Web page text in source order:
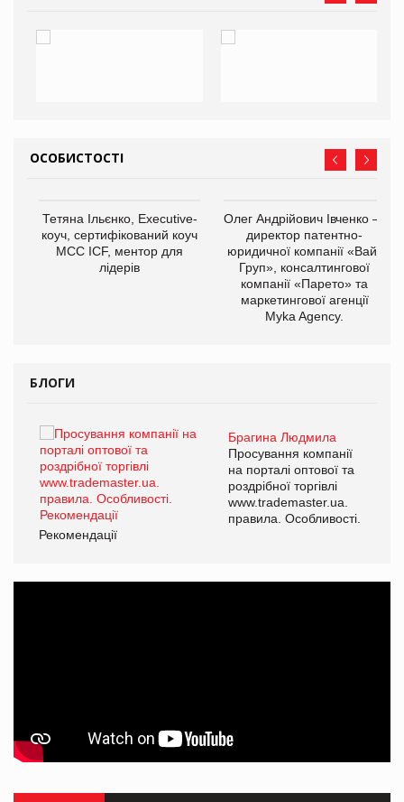
ОСОБИСТОСТІ
Тетяна Ільєнко, Executive-
коуч, сертифікований коуч
МСС ICF, ментор для
лідерів
Олег Андрійович Івченко —
директор патентно-
юридичної компанії «Вайз
Груп», консалтингової
компанії «Парето» та
маркетингової агенції
Myka Agency.
БЛОГИ
Брагина Людмила
Просування компанії
на порталі оптової та
роздрібної торгівлі
www.trademaster.ua.
правила. Особливості.
Рекомендації